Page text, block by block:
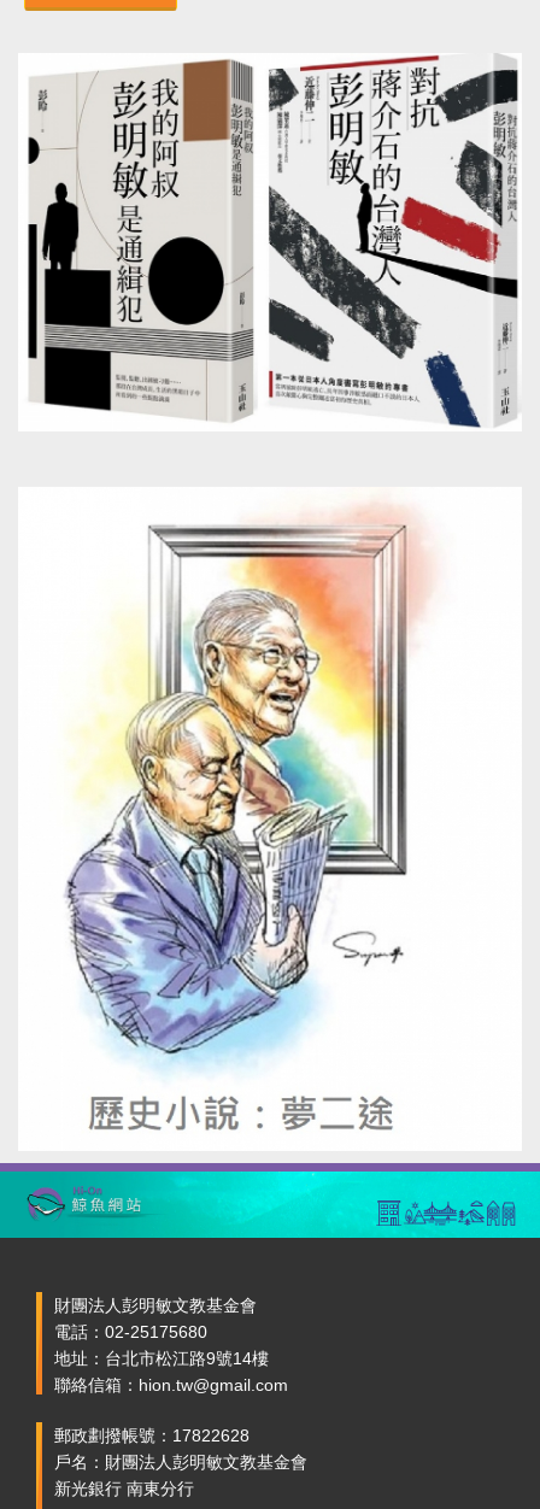
財團法人彭明敏文教基金會
電話：02-25175680
地址：台北市松江路9號14樓
聯絡信箱：hion.tw@gmail.com
郵政劃撥帳號：17822628
戶名：財團法人彭明敏文教基金會
新光銀行 南東分行